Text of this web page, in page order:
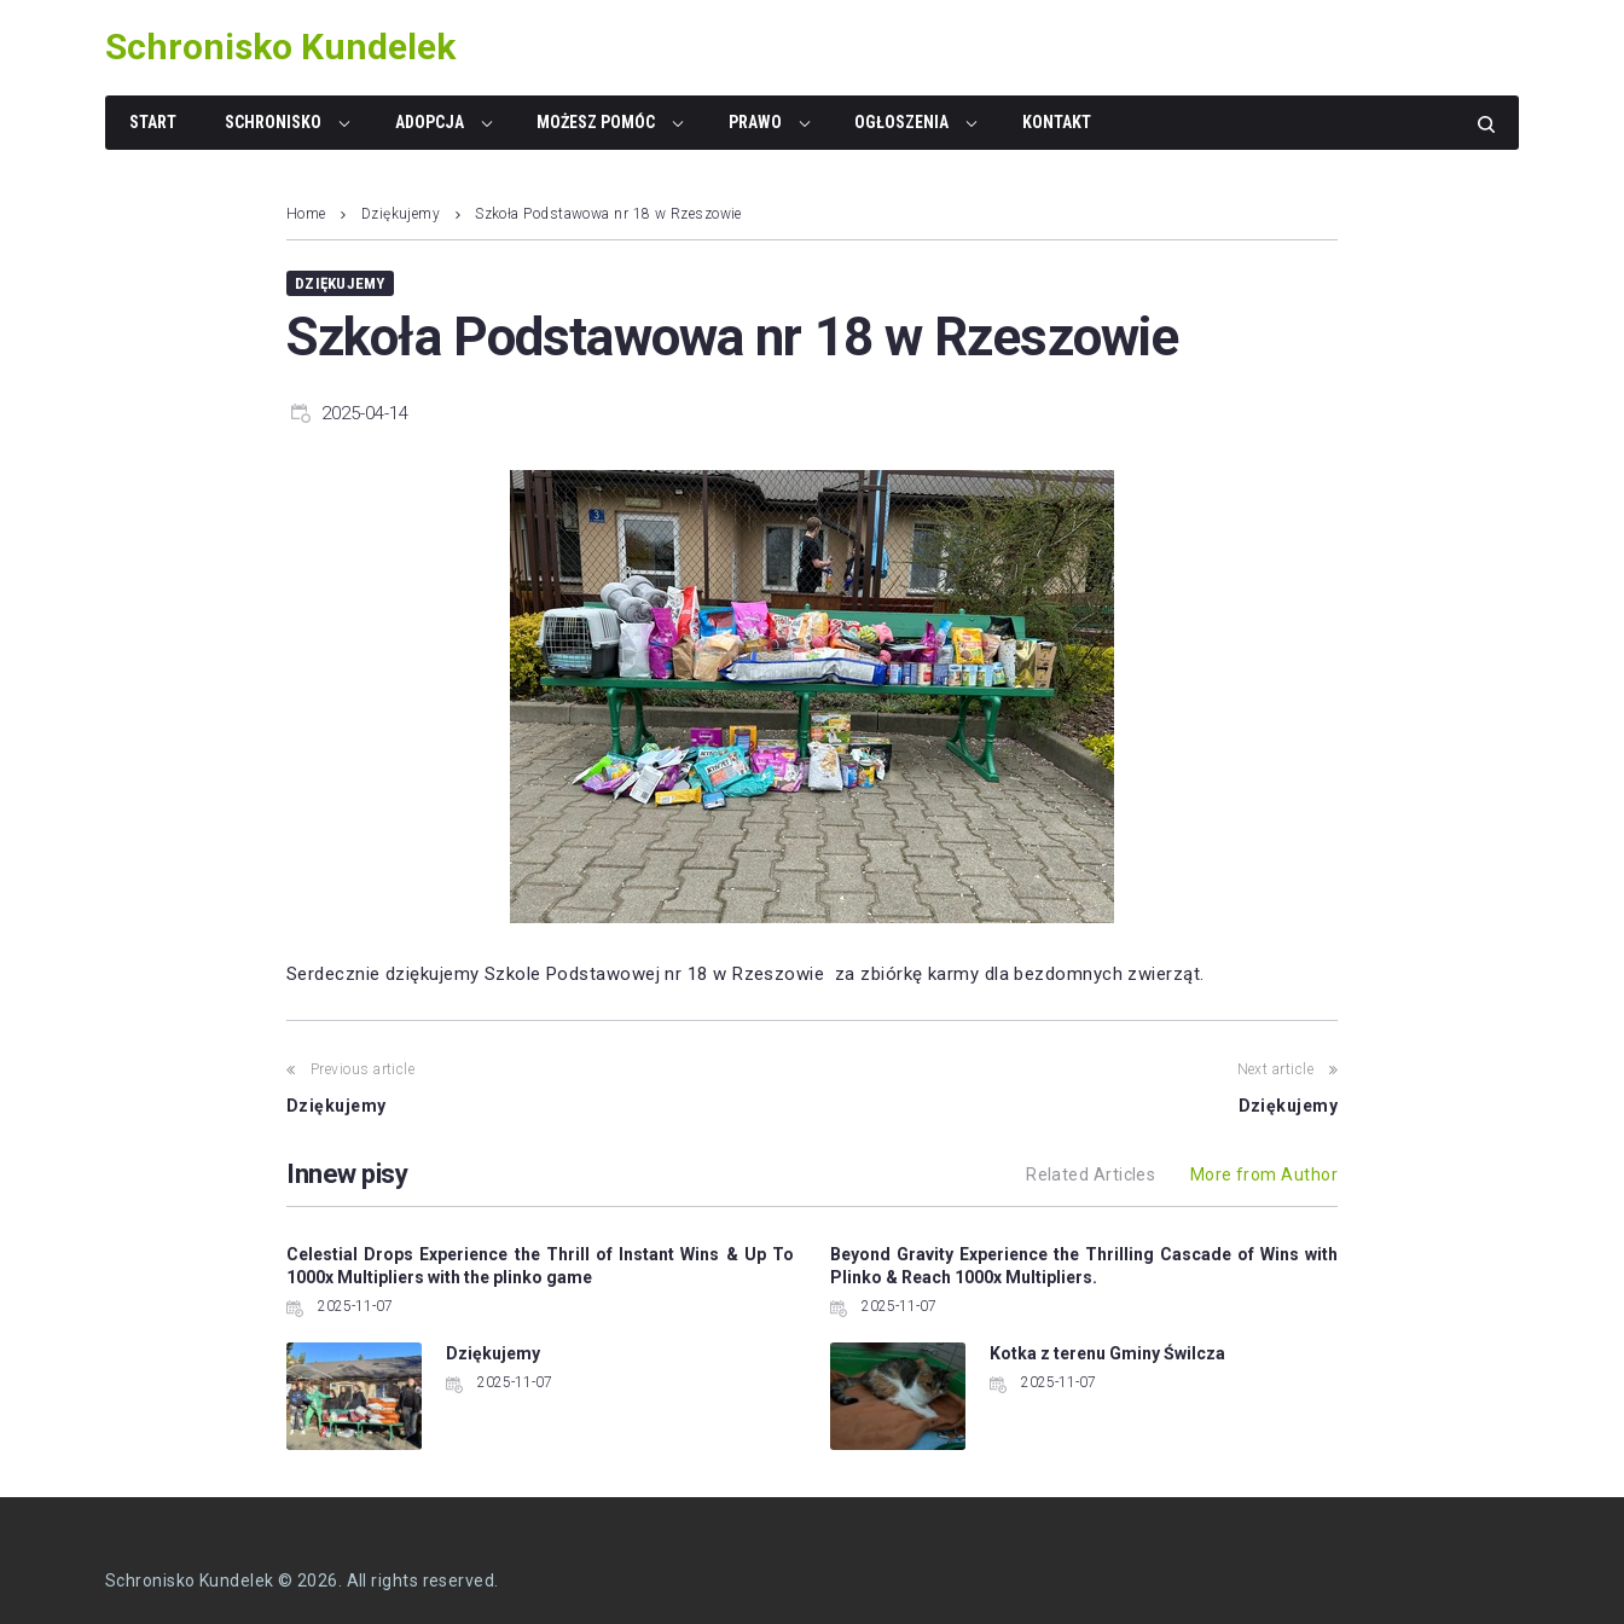
Schronisko Kundelek
START SCHRONISKO ADOPCJA MOŻESZ POMÓC PRAWO OGŁOSZENIA KONTAKT
Home Dziękujemy Szkoła Podstawowa nr 18 w Rzeszowie
DZIĘKUJEMY
Szkoła Podstawowa nr 18 w Rzeszowie
2025-04-14
Serdecznie dziękujemy Szkole Podstawowej nr 18 w Rzeszowie za zbiórkę karmy dla bezdomnych zwierząt.
Post
navigation
Previous article
Dziękujemy
Next article
Dziękujemy
Innew pisy Related Articles More from Author
Celestial Drops Experience the Thrill of Instant Wins & Up To
1000x Multipliers with the plinko game
2025-11-07
Beyond Gravity Experience the Thrilling Cascade of Wins with
Plinko & Reach 1000x Multipliers.
2025-11-07
Dziękujemy
2025-11-07
Kotka z terenu Gminy Świlcza
2025-11-07
Schronisko Kundelek © 2026. All rights reserved.